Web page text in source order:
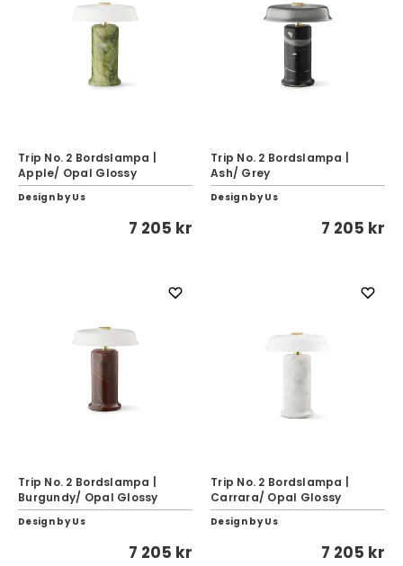
Trip No. 2 Bordslampa |
Apple/ Opal Glossy
Design by Us
7 205 kr
Trip No. 2 Bordslampa |
Ash/ Grey
Design by Us
7 205 kr
Trip No. 2 Bordslampa |
Burgundy/ Opal Glossy
Design by Us
7 205 kr
Trip No. 2 Bordslampa |
Carrara/ Opal Glossy
Design by Us
7 205 kr